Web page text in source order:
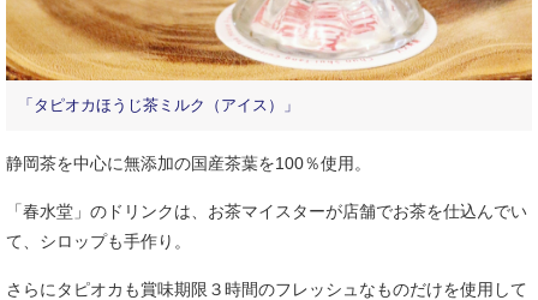
「タピオカほうじ茶ミルク（アイス）」
静岡茶を中心に無添加の国産茶葉を100％使用。
「春水堂」のドリンクは、お茶マイスターが店舗でお茶を仕込んでい
て、シロップも手作り。
さらにタピオカも賞味期限３時間のフレッシュなものだけを使用して